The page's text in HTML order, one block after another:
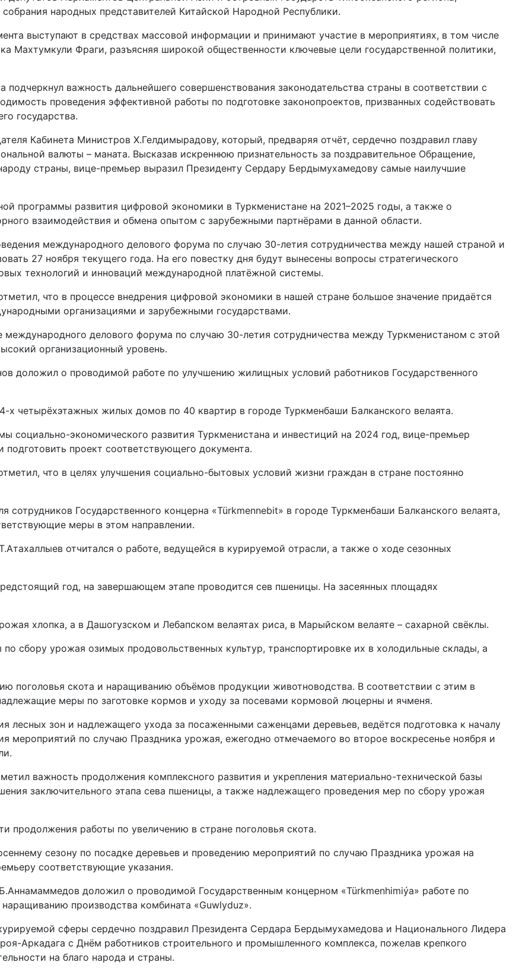
народных представителей Китайской Народной Республики.
выступают в средствах массовой информации и принимают участие в мероприятиях, в том числе
Махтумкули Фраги, разъясняя широкой общественности ключевые цели государственной политики,
важность дальнейшего совершенствования законодательства страны в соответствии с
проведения эффективной работы по подготовке законопроектов, призванных содействовать
государства.
Кабинета Министров Х.Гелдимырадову, который, предваряя отчёт, сердечно поздравил главу
валюты – маната. Высказав искреннюю признательность за поздравительное Обращение,
страны, вице-премьер выразил Президенту Сердару Бердымухамедову самые наилучшие
программы развития цифровой экономики в Туркменистане на 2021–2025 годы, а также о
взаимодействия и обмена опытом с зарубежными партнёрами в данной области.
международного делового форума по случаю 30-летия сотрудничества между нашей страной и
27 ноября текущего года. На его повестку дня будут вынесены вопросы стратегического
технологий и инноваций международной платёжной системы.
что в процессе внедрения цифровой экономики в нашей стране большое значение придаётся
организациями и зарубежными государствами.
делового форума по случаю 30-летия сотрудничества между Туркменистаном с этой
организационный уровень.
доложил о проводимой работе по улучшению жилищных условий работников Государственного
х четырёхэтажных жилых домов по 40 квартир в городе Туркменбаши Балканского велаята.
социально-экономического развития Туркменистана и инвестиций на 2024 год, вице-премьер
подготовить проект соответствующего документа.
что в целях улучшения социально-бытовых условий жизни граждан в стране постоянно
Государственного концерна «Türkmennebit» в городе Туркменбаши Балканского велаята,
меры в этом направлении.
отчитался о работе, ведущейся в курируемой отрасли, а также о ходе сезонных
год, на завершающем этапе проводится сев пшеницы. На засеянных площадях
хлопка, а в Дашогузском и Лебапском велаятах риса, в Марыйском велаяте – сахарной свёклы.
сбору урожая озимых продовольственных культур, транспортировке их в холодильные склады, а
поголовья скота и наращиванию объёмов продукции животноводства. В соответствии с этим в
меры по заготовке кормов и уходу за посевами кормовой люцерны и ячменя.
лесных зон и надлежащего ухода за посаженными саженцами деревьев, ведётся подготовка к началу
мероприятий по случаю Праздника урожая, ежегодно отмечаемого во второе воскресенье ноября и
важность продолжения комп­лексного развития и укрепления материально-технической базы
заключительного этапа сева пшеницы, а также надлежащего проведения мер по сбору урожая
продолжения работы по увеличению в стране поголовья скота.
сезону по посадке деревьев и проведению мероприятий по случаю Праздника урожая на
соответствующие указания.
доложил о проводимой Государственным концерном «Türkmenhimiýa» работе по
производства комбината «Guwlyduz».
сферы сердечно поздравил Президента Сердара Бердымухамедова и Нацио­нального Лидера
Аркадага с Днём работников строительного и промышленного комплекса, пожелав крепкого
на благо народа и страны.